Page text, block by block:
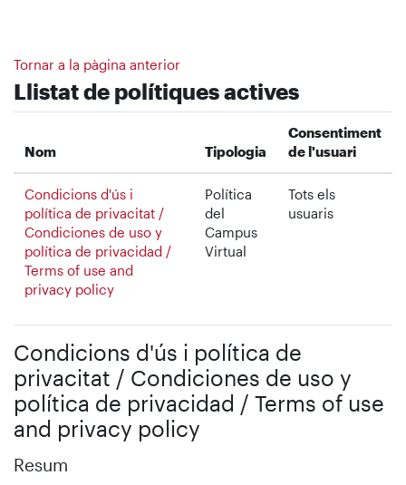
Tornar a la pàgina anterior
Llistat de polítiques actives
Nom Tipologia
Consentiment
de l'usuari
Condicions d'ús i
política de privacitat /
Condiciones de uso y
política de privacidad /
Terms of use and
privacy policy
Política
del
Campus
Virtual
Tots els
usuaris
Condicions d'ús i política de
privacitat / Condiciones de uso y
política de privacidad / Terms of use
and privacy policy
Resum